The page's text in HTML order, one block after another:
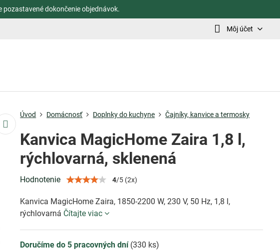
dokončenie objednávok.
Môj účet
Úvod Domácnosť Doplnky do kuchyne Čajníky, kanvice a termosky
Kanvica MagicHome Zaira 1,8 l,
rýchlovarná, sklenená
Hodnotenie 4/5 (2x)
Kanvica MagicHome Zaira, 1850-2200 W, 230 V, 50 Hz, 1,8 l,
rýchlovarná Čítajte viac
Doručíme do 5 pracovných dní (330 ks)